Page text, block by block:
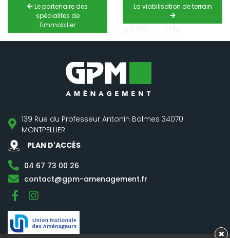
Le partenaire des
spécialites de
l'immobilier
La viabilisation de terrain
139 Rue du Professeur Antonin Balmes 34070
MONTPELLIER
PLAN D'ACCÈS
04 67 73 00 26
contact@gpm-amenagement.fr
FacebookInstagram
×